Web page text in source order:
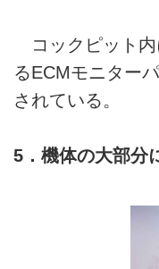
コックピット内
るECMモニター
されている。
5．機体の大部分